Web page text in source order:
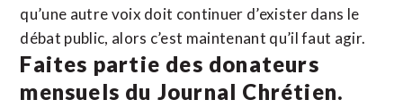
qu’une autre voix doit continuer d’exister dans le
débat public, alors c’est maintenant qu’il faut agir.
Faites partie des donateurs
mensuels du Journal Chrétien.